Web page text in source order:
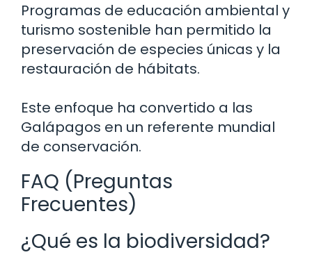
Programas de educación ambiental y
turismo sostenible han permitido la
preservación de especies únicas y la
restauración de hábitats.
Este enfoque ha convertido a las
Galápagos en un referente mundial
de conservación.
FAQ (Preguntas
Frecuentes)
¿Qué es la biodiversidad?